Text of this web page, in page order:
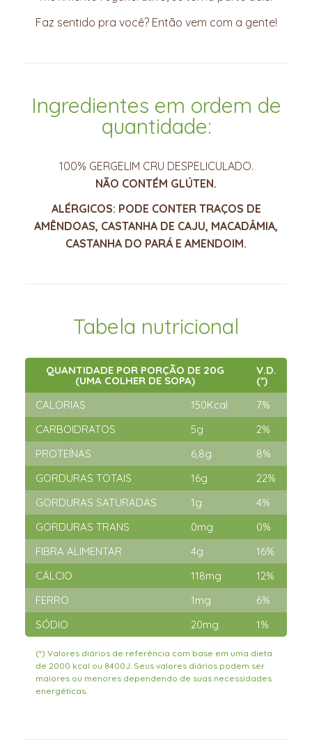
Faz sentido pra você? Então vem com a gente!
Ingredientes em ordem de
quantidade:
100% GERGELIM CRU DESPELICULADO.
NÃO CONTÉM GLÚTEN.
ALÉRGICOS: PODE CONTER TRAÇOS DE
AMÊNDOAS, CASTANHA DE CAJU, MACADÂMIA,
CASTANHA DO PARÁ E AMENDOIM.
Tabela nutricional
QUANTIDADE POR PORÇÃO DE 20G
(UMA COLHER DE SOPA)
V.D.
(*)
CALORIAS
150Kcal
7%
CARBOIDRATOS
5g
2%
PROTEÍNAS
6,8g
8%
GORDURAS TOTAIS
16g
22%
GORDURAS SATURADAS
1g
4%
GORDURAS TRANS
0mg
0%
FIBRA ALIMENTAR
4g
16%
CÁLCIO
118mg
12%
FERRO
1mg
6%
SÓDIO
20mg 1%
(*) Valores diários de referência com base em uma dieta
de 2000 kcal ou 8400J. Seus valores diários podem ser
maiores ou menores dependendo de suas necessidades
energéticas.